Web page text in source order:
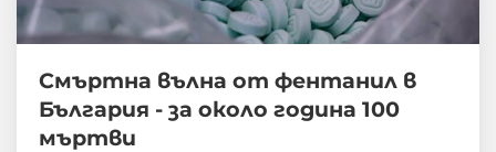
Смъртна вълна от фентанил в
България - за около година 100
мъртви